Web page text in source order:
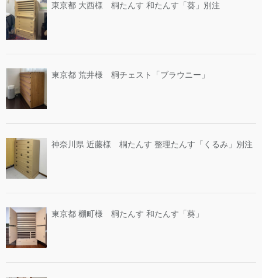
東京都 大西様 桐たんす 和たんす「葵」別注
東京都 荒井様 桐チェスト「ブラウニー」
神奈川県 近藤様 桐たんす 整理たんす「くるみ」別注
東京都 棚町様 桐たんす 和たんす「葵」